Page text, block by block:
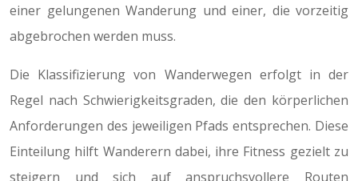
einer gelungenen Wanderung und einer, die vorzeitig
abgebrochen werden muss.
Die Klassifizierung von Wanderwegen erfolgt in der
Regel nach Schwierigkeitsgraden, die den körperlichen
Anforderungen des jeweiligen Pfads entsprechen. Diese
Einteilung hilft Wanderern dabei, ihre Fitness gezielt zu
steigern und sich auf anspruchsvollere Routen